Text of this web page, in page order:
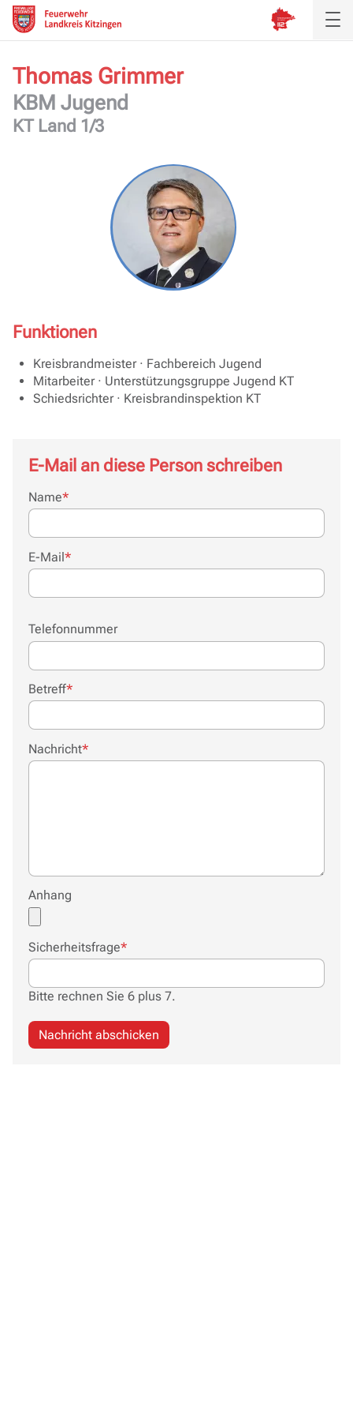
Thomas Grimmer
KBM Jugend
KT Land 1/3
Funktionen
Kreisbrandmeister · Fachbereich Jugend
Mitarbeiter · Unterstützungsgruppe Jugend KT
Schiedsrichter · Kreisbrandinspektion KT
E-Mail an diese Person schreiben
Pflichtfeld
Name*
Pflichtfeld
E-Mail*
Telefonnummer
Pflichtfeld
Betreff*
Pflichtfeld
Nachricht*
Anhang
Pflichtfeld
Sicherheitsfrage*
Bitte rechnen Sie 6 plus 7.
Nachricht abschicken